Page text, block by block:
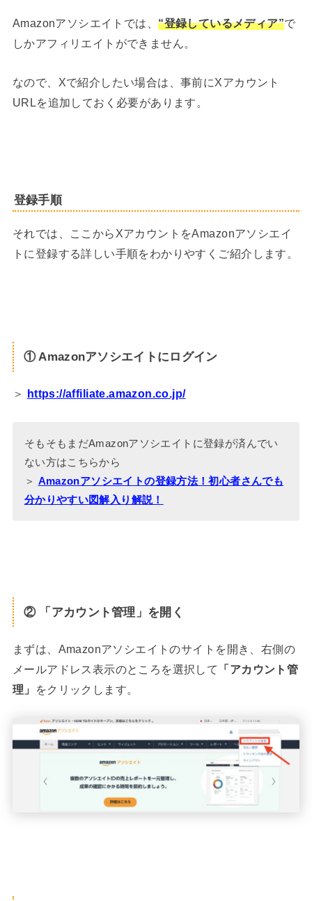
Amazonアソシエイトでは、“登録しているメディア”で
しかアフィリエイトができません。
なので、Xで紹介したい場合は、事前にXアカウント
URLを追加しておく必要があります。
登録手順
それでは、ここからXアカウントをAmazonアソシエイ
トに登録する詳しい手順をわかりやすくご紹介します。
① Amazonアソシエイトにログイン
＞ https://affiliate.amazon.co.jp/
そもそもまだAmazonアソシエイトに登録が済んでい
ない方はこちらから
＞ Amazonアソシエイトの登録方法！初心者さんでも
分かりやすい図解入り解説！
② 「アカウント管理」を開く
まずは、Amazonアソシエイトのサイトを開き、右側の
メールアドレス表示のところを選択して
「アカウント管
理」
をクリックします。